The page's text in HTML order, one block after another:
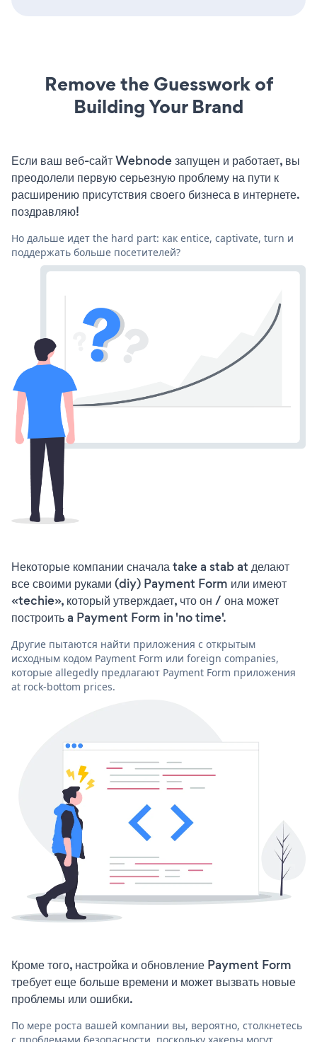
Remove the Guesswork of
Building Your Brand
Если ваш веб-сайт Webnode запущен и работает, вы
преодолели первую серьезную проблему на пути к
расширению присутствия своего бизнеса в интернете.
поздравляю!
Но дальше идет the hard part: как entice, captivate, turn и
поддержать больше посетителей?
Некоторые компании сначала take a stab at делают
все своими руками (diy) Payment Form или имеют
«techie», который утверждает, что он / она может
построить a Payment Form in 'no time'.
Другие пытаются найти приложения с открытым
исходным кодом Payment Form или foreign companies,
которые allegedly предлагают Payment Form приложения
at rock-bottom prices.
Кроме того, настройка и обновление Payment Form
требует еще больше времени и может вызвать новые
проблемы или ошибки.
По мере роста вашей компании вы, вероятно, столкнетесь